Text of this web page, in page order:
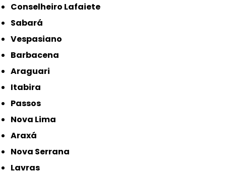
Conselheiro Lafaiete
Sabará
Vespasiano
Barbacena
Araguari
Itabira
Passos
Nova Lima
Araxá
Nova Serrana
Lavras